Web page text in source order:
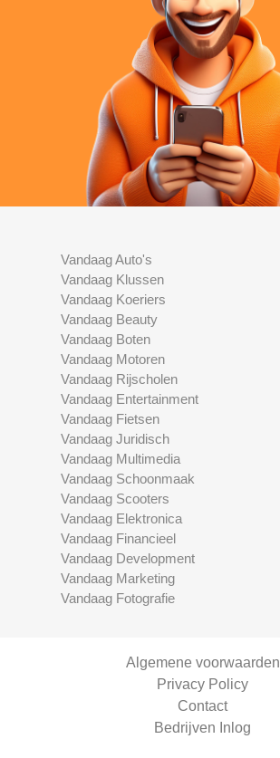
Vandaag Auto's
Vandaag Klussen
Vandaag Koeriers
Vandaag Beauty
Vandaag Boten
Vandaag Motoren
Vandaag Rijscholen
Vandaag Entertainment
Vandaag Fietsen
Vandaag Juridisch
Vandaag Multimedia
Vandaag Schoonmaak
Vandaag Scooters
Vandaag Elektronica
Vandaag Financieel
Vandaag Development
Vandaag Marketing
Vandaag Fotografie
Algemene voorwaarden
Privacy Policy
Contact
Bedrijven Inlog